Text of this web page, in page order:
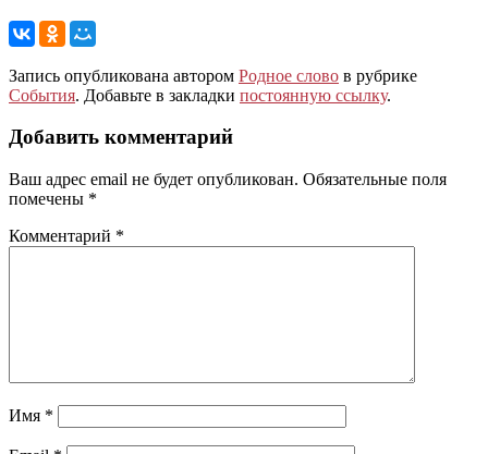
Запись опубликована автором Родное слово в рубрике
События. Добавьте в закладки постоянную ссылку.
Добавить комментарий
Ваш адрес email не будет опубликован. Обязательные поля
помечены *
Комментарий *
Имя *